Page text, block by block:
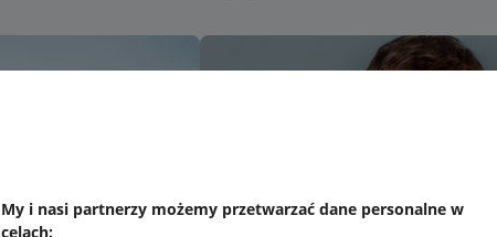
My i nasi partnerzy możemy przetwarzać dane personalne w
celach: